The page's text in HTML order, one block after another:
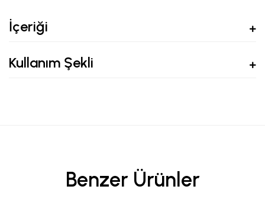
İçeriği
Kullanım Şekli
Benzer Ürünler